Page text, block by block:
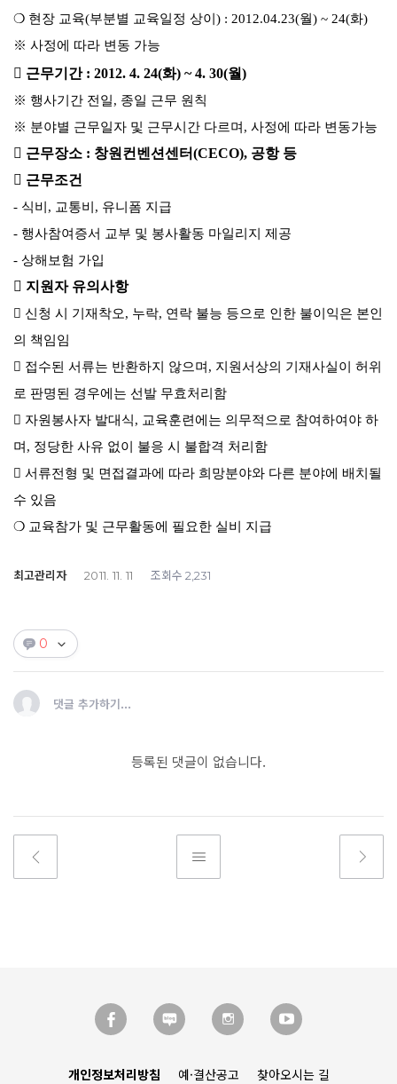
❍ 현장 교육(부분별 교육일정 상이) : 2012.04.23(월) ~ 24(화)
※ 사정에 따라 변동 가능
 근무기간 : 2012. 4. 24(화) ~ 4. 30(월)
※ 행사기간 전일, 종일 근무 원칙
※ 분야별 근무일자 및 근무시간 다르며, 사정에 따라 변동가능
 근무장소 : 창원컨벤션센터(CECO), 공항 등
 근무조건
- 식비, 교통비, 유니폼 지급
- 행사참여증서 교부 및 봉사활동 마일리지 제공
- 상해보험 가입
 지원자 유의사항
 신청 시 기재착오, 누락, 연락 불능 등으로 인한 불이익은 본인
의 책임임
 접수된 서류는 반환하지 않으며, 지원서상의 기재사실이 허위
로 판명된 경우에는 선발 무효처리함
 자원봉사자 발대식, 교육훈련에는 의무적으로 참여하여야 하
며, 정당한 사유 없이 불응 시 불합격 처리함
 서류전형 및 면접결과에 따라 희망분야와 다른 분야에 배치될
수 있음
❍ 교육참가 및 근무활동에 필요한 실비 지급
최고관리자 2011. 11. 11 조회수 2,231
0
댓글 추가하기...
등록된 댓글이 없습니다.
개인정보처리방침 예·결산공고 찾아오시는 길